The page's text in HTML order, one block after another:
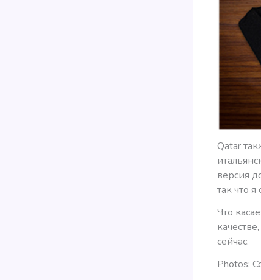
Qatar
версия
так что
Что
сейчас.
Photos: